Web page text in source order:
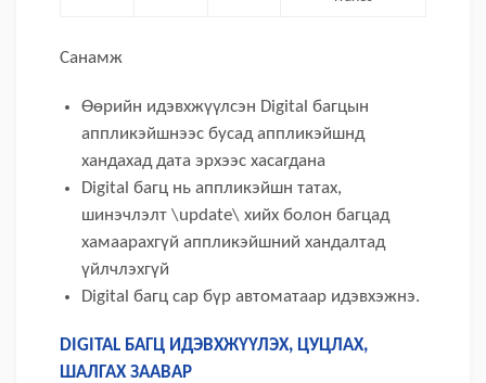
Санамж
Өөрийн идэвхжүүлсэн Digital багцын
аппликэйшнээс бусад аппликэйшнд
хандахад дата эрхээс хасагдана
Digital багц нь аппликэйшн татах,
шинэчлэлт \update\ хийх болон багцад
хамаарахгүй аппликэйшний хандалтад
үйлчлэхгүй
Digital багц сар бүр автоматаар идэвхэжнэ.
DIGITAL БАГЦ ИДЭВХЖҮҮЛЭХ, ЦУЦЛАХ,
ШАЛГАХ ЗААВАР